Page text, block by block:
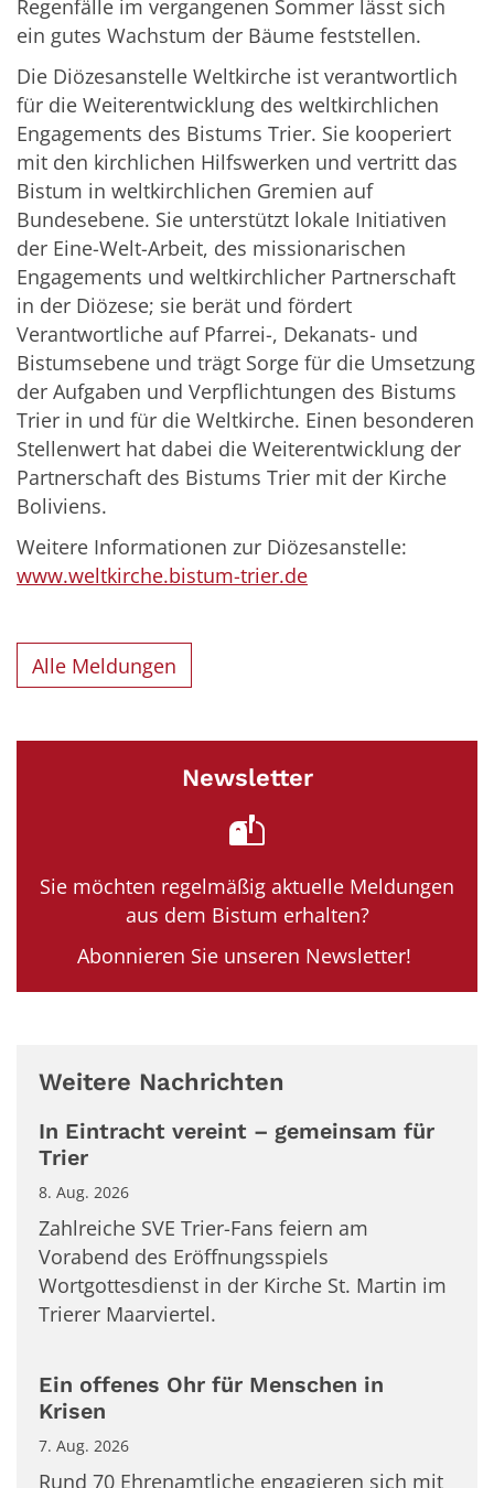
Regenfälle im vergangenen Sommer lässt sich
ein gutes Wachstum der Bäume feststellen.
Die Diözesanstelle Weltkirche ist verantwortlich
für die Weiterentwicklung des weltkirchlichen
Engagements des Bistums Trier. Sie kooperiert
mit den kirchlichen Hilfswerken und vertritt das
Bistum in weltkirchlichen Gremien auf
Bundesebene. Sie unterstützt lokale Initiativen
der Eine-Welt-Arbeit, des missionarischen
Engagements und weltkirchlicher Partnerschaft
in der Diözese; sie berät und fördert
Verantwortliche auf Pfarrei-, Dekanats- und
Bistumsebene und trägt Sorge für die Umsetzung
der Aufgaben und Verpflichtungen des Bistums
Trier in und für die Weltkirche. Einen besonderen
Stellenwert hat dabei die Weiterentwicklung der
Partnerschaft des Bistums Trier mit der Kirche
Boliviens.
Weitere Informationen zur Diözesanstelle:
www.weltkirche.bistum-trier.de
Alle Meldungen
Newsletter
Sie möchten regelmäßig aktuelle Meldungen
aus dem Bistum erhalten?
Abonnieren Sie unseren Newsletter!
Weitere Nachrichten
In Eintracht vereint – gemeinsam für
Trier
8. Aug. 2026
Zahlreiche SVE Trier-Fans feiern am
Vorabend des Eröffnungsspiels
Wortgottesdienst in der Kirche St. Martin im
Trierer Maarviertel.
Ein offenes Ohr für Menschen in
Krisen
7. Aug. 2026
Rund 70 Ehrenamtliche engagieren sich mit